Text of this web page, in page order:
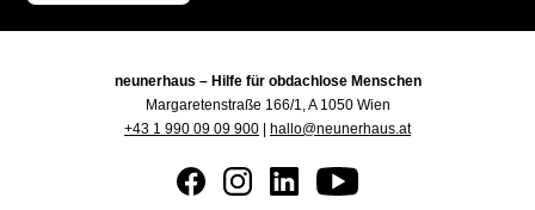
neunerhaus – Hilfe für obdachlose Menschen
Margaretenstraße 166/1, A 1050 Wien
+43 1 990 09 09 900
hallo@neunerhaus.at